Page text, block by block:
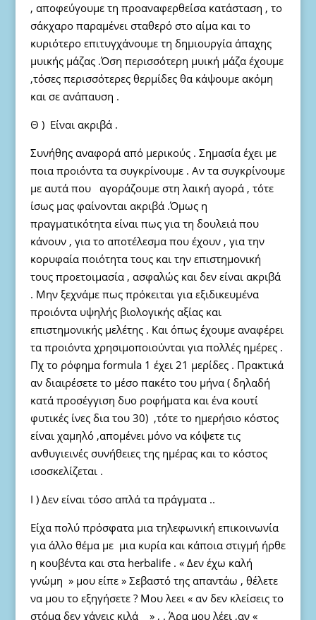
, αποφεύγουμε τη προαναφερθείσα κατάσταση , το
σάκχαρο παραμένει σταθερό στο αίμα και το
κυριότερο επιτυγχάνουμε τη δημιουργία άπαχης
μυικής μάζας .Όση περισσότερη μυική μάζα έχουμε
,τόσες περισσότερες θερμίδες θα κάψουμε ακόμη
και σε ανάπαυση .
Θ ) Είναι ακριβά .
Συνήθης αναφορά από μερικούς . Σημασία έχει με
ποια προιόντα τα συγκρίνουμε . Αν τα συγκρίνουμε
με αυτά που αγοράζουμε στη λαική αγορά , τότε
ίσως μας φαίνονται ακριβά .Όμως η
πραγματικότητα είναι πως για τη δουλειά που
κάνουν , για το αποτέλεσμα που έχουν , για την
κορυφαία ποιότητα τους και την επιστημονική
τους προετοιμασία , ασφαλώς και δεν είναι ακριβά
. Μην ξεχνάμε πως πρόκειται για εξιδικευμένα
προιόντα υψηλής βιολογικής αξίας και
επιστημονικής μελέτης . Και όπως έχουμε αναφέρει
τα προιόντα χρησιμοποιούνται για πολλές ημέρες .
Πχ το ρόφημα formula 1 έχει 21 μερίδες . Πρακτικά
αν διαιρέσετε το μέσο πακέτο του μήνα ( δηλαδή
κατά προσέγγιση δυο ροφήματα και ένα κουτί
φυτικές ίνες δια του 30) ,τότε το ημερήσιο κόστος
είναι χαμηλό ,απομένει μόνο να κόψετε τις
ανθυγιεινές συνήθειες της ημέρας και το κόστος
ισοσκελίζεται .
Ι ) Δεν είναι τόσο απλά τα πράγματα ..
Είχα πολύ πρόσφατα μια τηλεφωνική επικοινωνία
για άλλο θέμα με μια κυρία και κάποια στιγμή ήρθε
η κουβέντα και στα herbalife . « Δεν έχω καλή
γνώμη » μου είπε » Σεβαστό της απαντάω , θέλετε
να μου το εξηγήσετε ? Μου λεει « αν δεν κλείσεις το
στόμα δεν χάνεις κιλά » , . Άρα μου λέει ,αν «